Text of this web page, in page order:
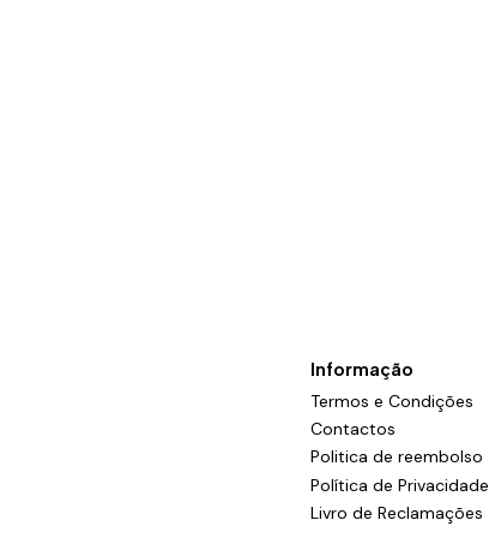
Informação
Termos e Condições
Contactos
Politica de reembolso
Política de Privacidade
Livro de Reclamações